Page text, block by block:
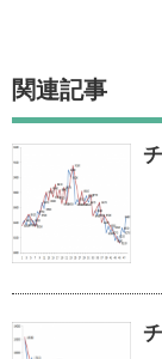
関連記事